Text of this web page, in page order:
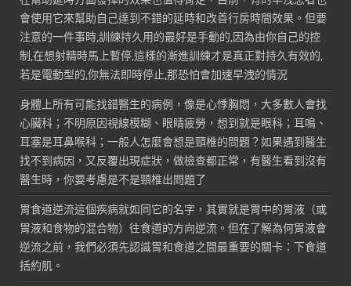
會使用它來幫助自己達到不錯的延時和改善行房時間效果。但要
注意的一件事時,訓練持久用的最好是手動的,因為由你自己的控
制,在想射精時馬上暫停,這樣的漸進訓練才是真正對持久有效的,
若是電動型的,你無法即時停止,那恐怕會加速早洩的情況
身體上所有可能找錯醫生的病例，像是心悸胸悶，大多數人會找
心臟科；不明原因視線模糊、眼睛疲勞，想到就是眼科；耳鳴、
耳塞是耳鼻喉科；一般人怎麼會想是頸椎的問題？如果遇到醫生
找不到病因，又反覆出現症狀，做檢查都正常，有醫生看到沒有
醫生時，你要考慮是不是頸椎出問題了
胃食道逆流這個疾病就如同它的名字，其實就是胃中的胃液（或
胃液和食物的混合物）往食道的方向逆流。但在了解為何胃液會
逆流之前，我們必須先認識胃和食道之間最重要的關卡：下食道
括約肌。